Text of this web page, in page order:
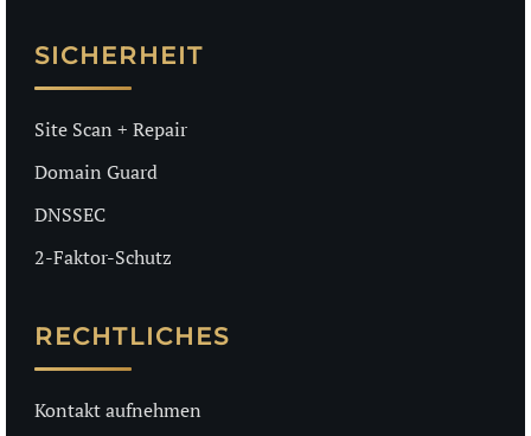
SICHERHEIT
Site Scan + Repair
Domain Guard
DNSSEC
2-Faktor-Schutz
RECHTLICHES
Kontakt aufnehmen